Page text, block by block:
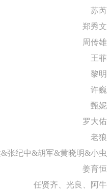
苏芮
郑秀文
周传雄
王菲
黎明
许巍
甄妮
罗大佑
老狼
&张纪中&胡军&黄晓明&小虫
姜育恒
任贤齐、光良、阿牛